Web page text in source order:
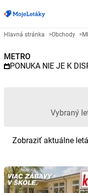
Reklamný
Hlavná stránka >Obchody >
METRO
PONUKA NIE JE K
Vybraný
Zobraziť aktuálne